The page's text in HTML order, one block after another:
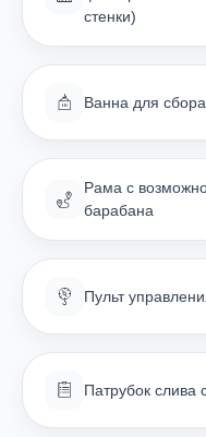
стенки)
Ванна для
Рама с
барабана
Пульт
Патрубок слива